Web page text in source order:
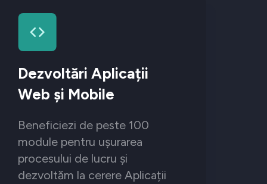
Dezvoltări Aplicații
Web și Mobile
Beneficiezi de peste 100
module pentru ușurarea
procesului de lucru și
dezvoltăm la cerere Aplicații